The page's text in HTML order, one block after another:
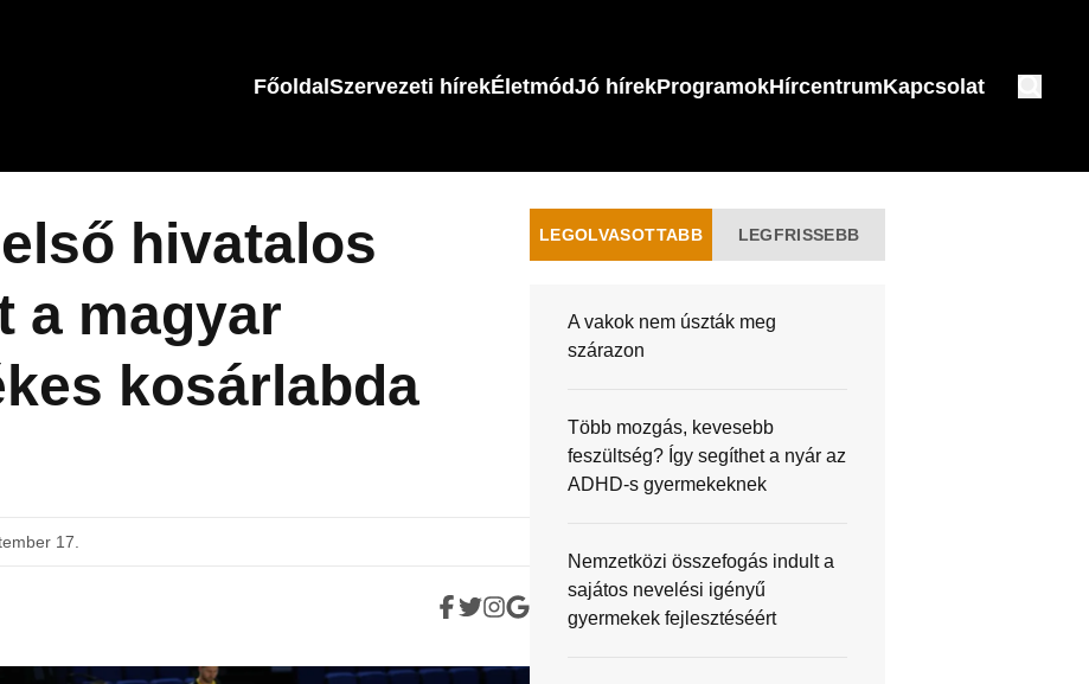
FőoldalSzervezeti hírekÉletmódJó hírekProgramokHírcentrumKapcsolat
hivatalos
a magyar
kosárlabda
17.
LEGOLVASOTTABB LEGFRISSEBB
A vakok nem úszták meg
szárazon
Több mozgás, kevesebb
feszültség? Így segíthet a nyár az
ADHD-s gyermekeknek
Nemzetközi összefogás indult a
sajátos nevelési igényű
gyermekek fejlesztéséért